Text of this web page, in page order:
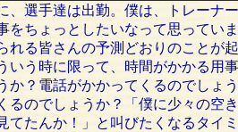
、選手達は出勤。僕は、トレーナ
をちょっとしたいなって思っていま
れる皆さんの予測どおりのことが起
いう時に限って、時間がかかる用
か？電話がかかってくるのでしょ
るのでしょうか？「僕に少々の空
てたんか！」と叫びたくなるタイ